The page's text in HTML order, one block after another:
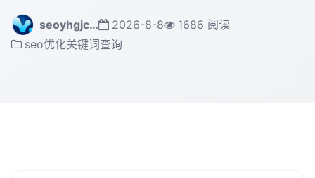
seoyhgjc… 2026-8-8
1686 阅读
seo优化关键词查询